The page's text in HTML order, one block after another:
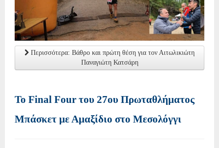
Περισσότερα: Βάθρο και πρώτη θέση για τον Αιτωλικιώτη
Παναγιώτη Κατσάρη
Το Final Four του 27ου Πρωταθλήματος
Μπάσκετ με Αμαξίδιο στο Μεσολόγγι